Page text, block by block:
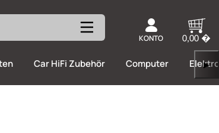
KONTO 0,00 �
Car HiFi Zubehör Computer ▶